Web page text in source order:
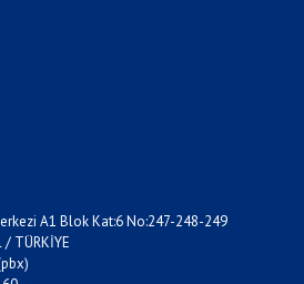
A1 Blok Kat:6 No:247-248-249
TÜRKİYE